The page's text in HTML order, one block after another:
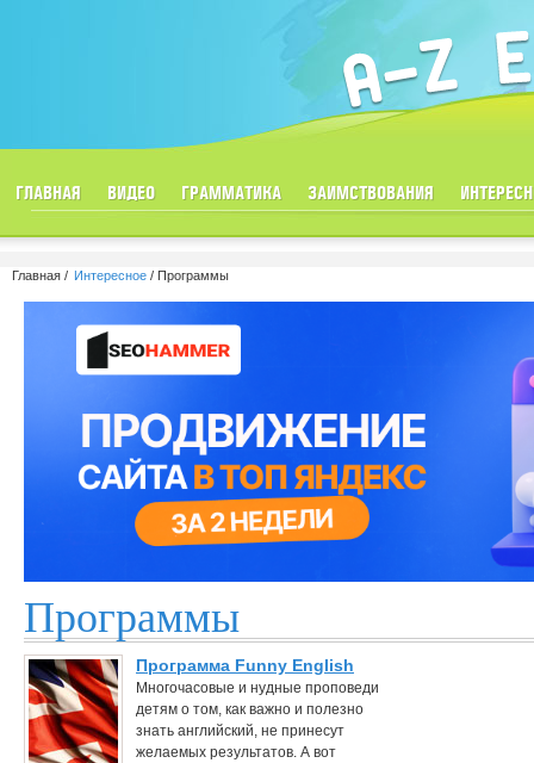
ГЛАВНАЯ ВИДЕО ГРАММАТИКА ЗАИМСТВОВАНИЯ
Главная Интересное Программы
Программы
Программа Funny English
Многочасовые и нудные проповеди
детям о том, как важно и полезно
знать английский, не принесут
желаемых результатов. А вот